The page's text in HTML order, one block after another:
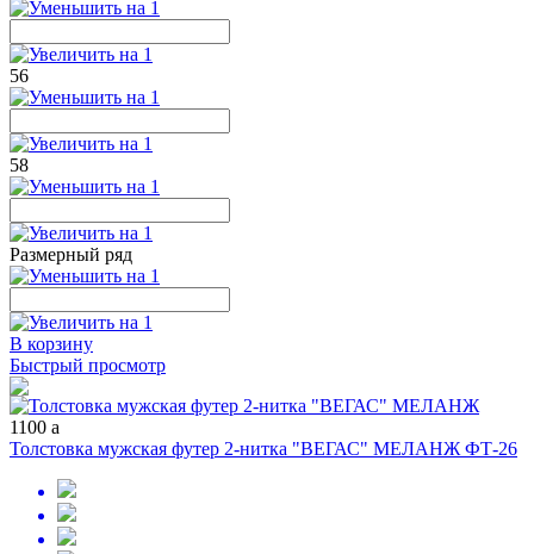
56
58
Размерный ряд
В корзину
Быстрый просмотр
1100 a
Толстовка мужская футер 2-нитка "ВЕГАС" МЕЛАНЖ ФТ-26